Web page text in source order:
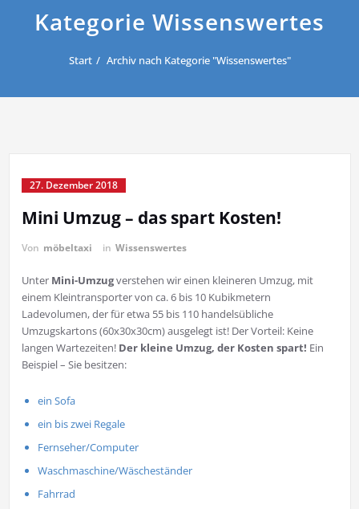
Kategorie Wissenswertes
Start Archiv nach Kategorie "Wissenswertes"
27. Dezember 2018
Mini Umzug – das spart Kosten!
Von möbeltaxi in Wissenswertes
Unter Mini-Umzugverstehen wir einen kleineren Umzug, mit
einem Kleintransporter von ca. 6 bis 10 Kubikmetern
Ladevolumen, der für etwa 55 bis 110 handelsübliche
Umzugskartons (60x30x30cm) ausgelegt ist! Der Vorteil: Keine
langen Wartezeiten! Der kleine Umzug, der Kosten spart! Ein
Beispiel – Sie besitzen:
ein Sofa
ein bis zwei Regale
Fernseher/Computer
Waschmaschine/Wäscheständer
Fahrrad